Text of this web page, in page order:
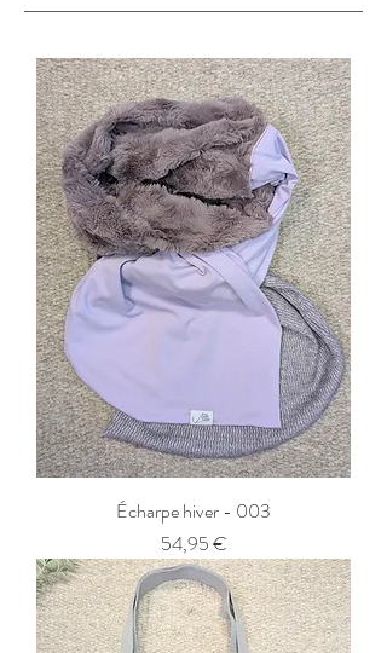
Écharpe hiver - 003
Prix
54,95 €